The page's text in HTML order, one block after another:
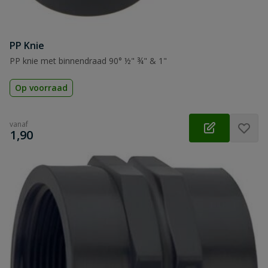
PP Knie
PP knie met binnendraad 90° ½" ¾" & 1"
Op voorraad
vanaf
€
1,90